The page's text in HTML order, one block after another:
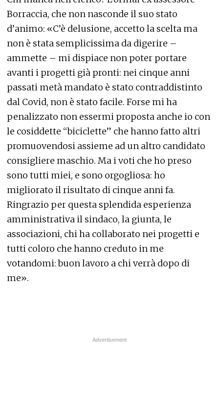
Borraccia, che non nasconde il suo stato
d’animo: «C’è delusione, accetto la scelta ma
non è stata semplicissima da digerire –
ammette – mi dispiace non poter portare
avanti i progetti già pronti: nei cinque anni
passati metà mandato è stato contraddistinto
dal Covid, non è stato facile. Forse mi ha
penalizzato non essermi proposta anche io con
le cosiddette “biciclette” che hanno fatto altri
promuovendosi assieme ad un altro candidato
consigliere maschio. Ma i voti che ho preso
sono tutti miei, e sono orgogliosa: ho
migliorato il risultato di cinque anni fa.
Ringrazio per questa splendida esperienza
amministrativa il sindaco, la giunta, le
associazioni, chi ha collaborato nei progetti e
tutti coloro che hanno creduto in me
votandomi: buon lavoro a chi verrà dopo di
me».